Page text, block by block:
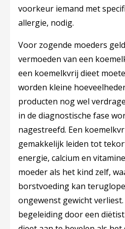
voorkeur iemand met
allergie, nodig.
Voor zogende moeders
vermoeden van een
een koemelkvrij dieet
worden kleine
producten nog wel
in de diagnostische fase
nagestreefd. Een
gemakkelijk leiden tot
energie, calcium en
moeder als het kind zelf,
borstvoeding kan
ongewenst gewicht
begeleiding door een